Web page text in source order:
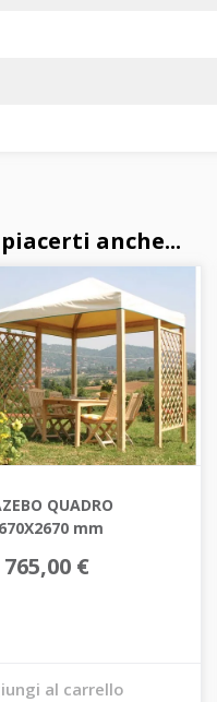
anche...
QUADRO
mm
765,00 €
al carrello